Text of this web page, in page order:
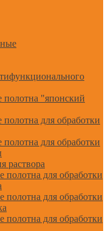
"японский
для обработки
для обработки
раствора
для обработки
для обработки
для обработки